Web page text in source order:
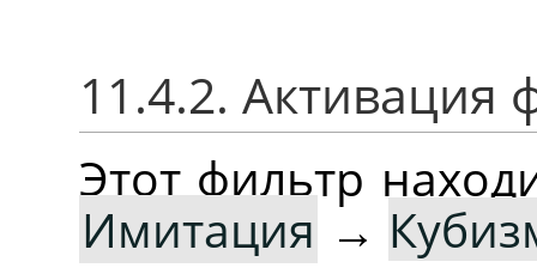
11.4.2. Активация
Этот фильтр
Имитация →